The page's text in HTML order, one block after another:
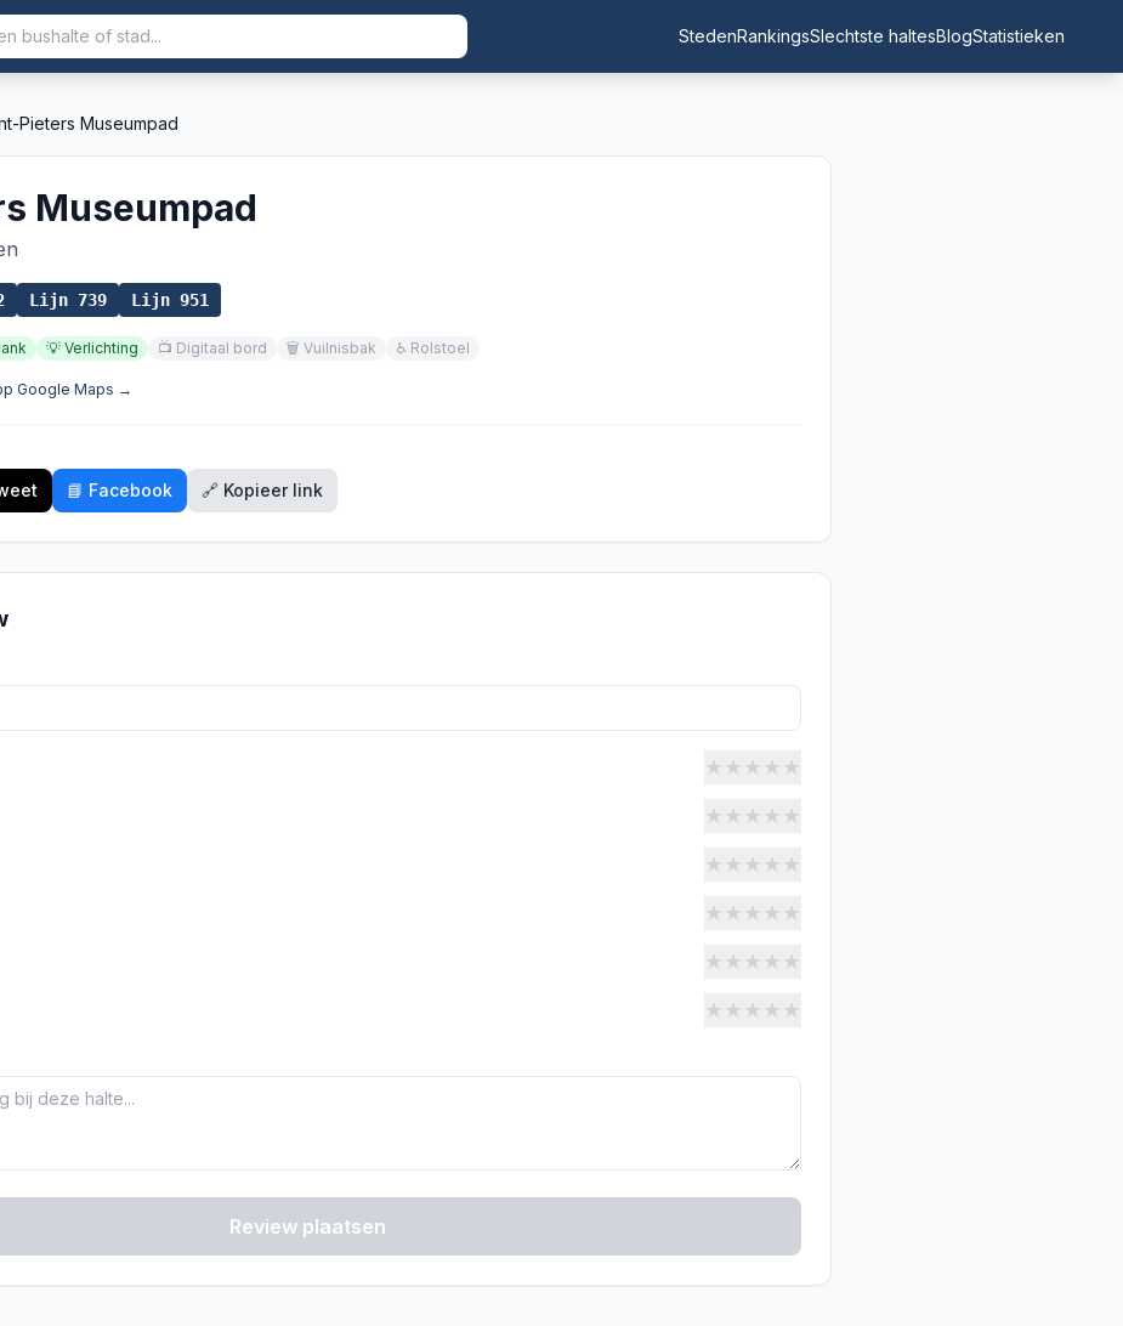
StedenRankingsSlechtste haltesBlogStatistieken
Pieters Museumpad
Museumpad
Lijn 739 Lijn 951
💡 Verlichting 📺 Digitaal bord 🗑️ Vuilnisbak ♿ Rolstoel
Google Maps →
📘 Facebook 🔗 Kopieer link
★★★★★
★★★★★
★★★★★
★★★★★
★★★★★
★★★★★
Review plaatsen